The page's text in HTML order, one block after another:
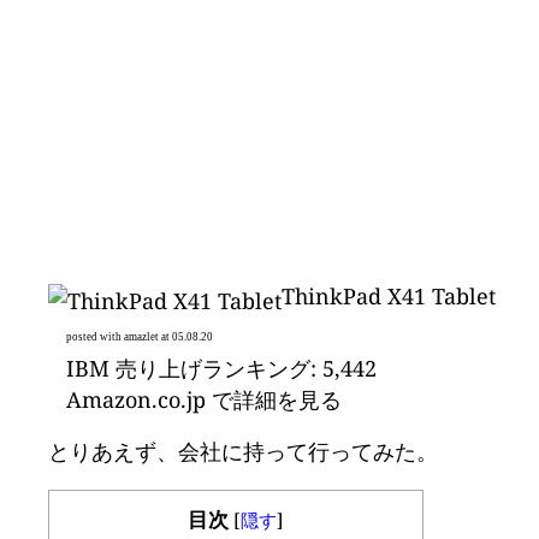
ThinkPad X41 Tablet
posted with amazlet at 05.08.20
IBM 売り上げランキング: 5,442
Amazon.co.jp で詳細を見る
とりあえず、会社に持って行ってみた。
目次 [隠す]